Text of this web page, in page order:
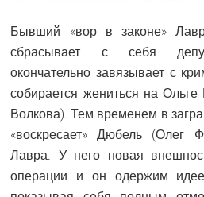
Бывший «вор в законе»
сбрасывает с себя
окончательно завязывает с
собирается жениться на
Волкова). Тем временем в
«воскресает» Дюбель (Олег
Лавра. У него новая
операции и он одержим